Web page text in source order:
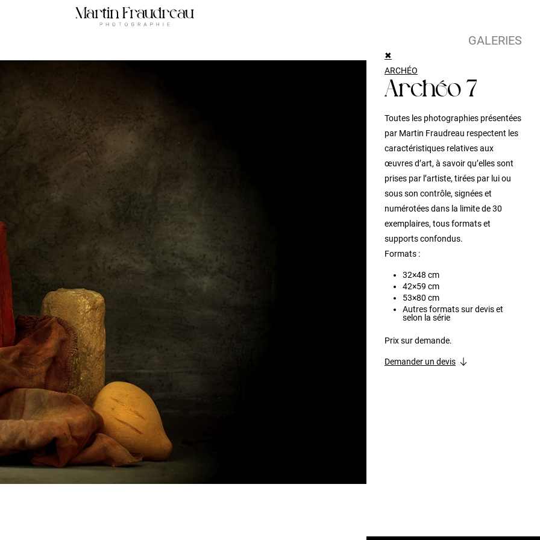
GALERIES
✖
ARCHÉO
Archéo 7
Toutes les photographies présentées
par Martin Fraudreau respectent les
caractéristiques relatives aux
œuvres d’art, à savoir qu’elles sont
prises par l’artiste, tirées par lui ou
sous son contrôle, signées et
numérotées dans la limite de 30
exemplaires, tous formats et
supports confondus.
Formats :
32×48 cm
42×59 cm
53×80 cm
Autres formats sur devis et
selon la série
Prix sur demande.
Demander un devis